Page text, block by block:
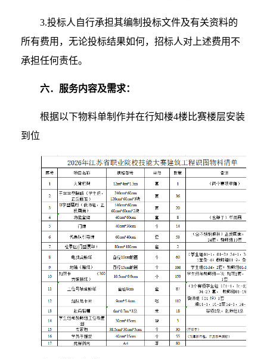
3.投标人自行承担其编制投标文件及有关资料的
所有费用，无论投标结果如何，招标人对上述费用不
承担任何责任。
六．服务内容及需求：
根据以下物料单制作并在行知楼4楼比赛楼层安装
到位